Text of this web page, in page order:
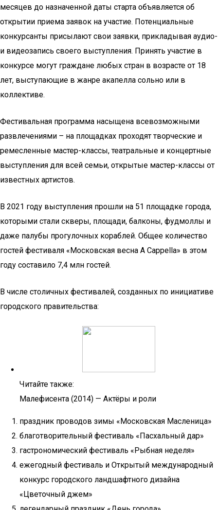
месяцев до назначенной даты старта объявляется об
открытии приема заявок на участие. Потенциальные
конкурсанты присылают свои заявки, прикладывая аудио-
и видеозапись своего выступления. Принять участие в
конкурсе могут граждане любых стран в возрасте от 18
лет, выступающие в жанре акапелла сольно или в
коллективе.
Фестивальная программа насыщена всевозможными
развлечениями – на площадках проходят творческие и
ремесленные мастер-классы, театральные и концертные
выступления для всей семьи, открытые мастер-классы от
известных артистов.
В 2021 году выступления прошли на 51 площадке города,
которыми стали скверы, площади, балконы, фудмоллы и
даже палубы прогулочных кораблей. Общее количество
гостей фестиваля «Московская весна A Cappella» в этом
году составило 7,4 млн гостей.
В числе столичных фестивалей, созданных по инициативе
городского правительства:
Читайте также:
Малефисента (2014) — Актёры и роли
праздник проводов зимы «Московская Масленица»
благотворительный фестиваль «Пасхальный дар»
гастрономический фестиваль «Рыбная неделя»
ежегодный фестиваль и Открытый международный
конкурс городского ландшафтного дизайна
«Цветочный джем»